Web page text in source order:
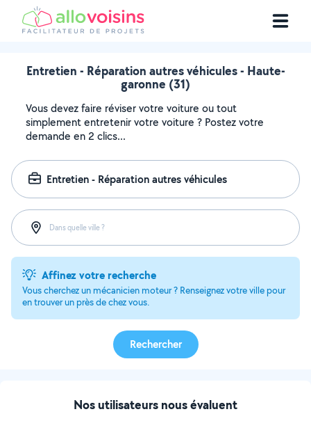
Entretien - Réparation autres véhicules - Haute-
garonne (31)
Vous devez faire réviser votre voiture ou tout
simplement entretenir votre voiture ? Postez votre
demande en 2 clics...
Entretien - Réparation autres véhicules
Dans quelle ville ?
Affinez votre recherche
Vous cherchez un mécanicien moteur ? Renseignez votre ville pour
en trouver un près de chez vous.
Rechercher
Nos utilisateurs nous évaluent